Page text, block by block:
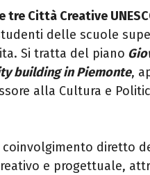
tre Città Creative
delle scuole
Si tratta del piano
building in Piemonte,
alla Cultura e
diretto
e progettuale,